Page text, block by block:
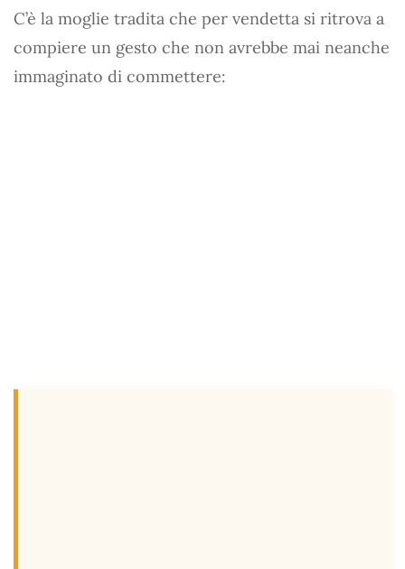
C’è la moglie tradita che per vendetta si ritrova a
compiere un gesto che non avrebbe mai neanche
immaginato di commettere: